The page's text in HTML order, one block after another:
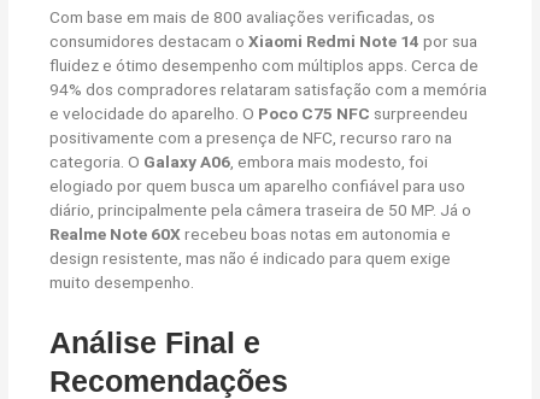
Com base em mais de 800 avaliações verificadas, os
consumidores destacam oXiaomi Redmi Note 14 por sua
fluidez e ótimo desempenho com múltiplos apps. Cerca de
94% dos compradores relataram satisfação com a memória
e velocidade do aparelho. O Poco C75 NFC surpreendeu
positivamente com a presença de NFC, recurso raro na
categoria. O Galaxy A06 , embora mais modesto, foi
elogiado por quem busca um aparelho confiável para uso
diário, principalmente pela câmera traseira de 50 MP. Já o
Realme Note 60X recebeu boas notas em autonomia e
design resistente, mas não é indicado para quem exige
muito desempenho.
Análise Final e
Recomendações